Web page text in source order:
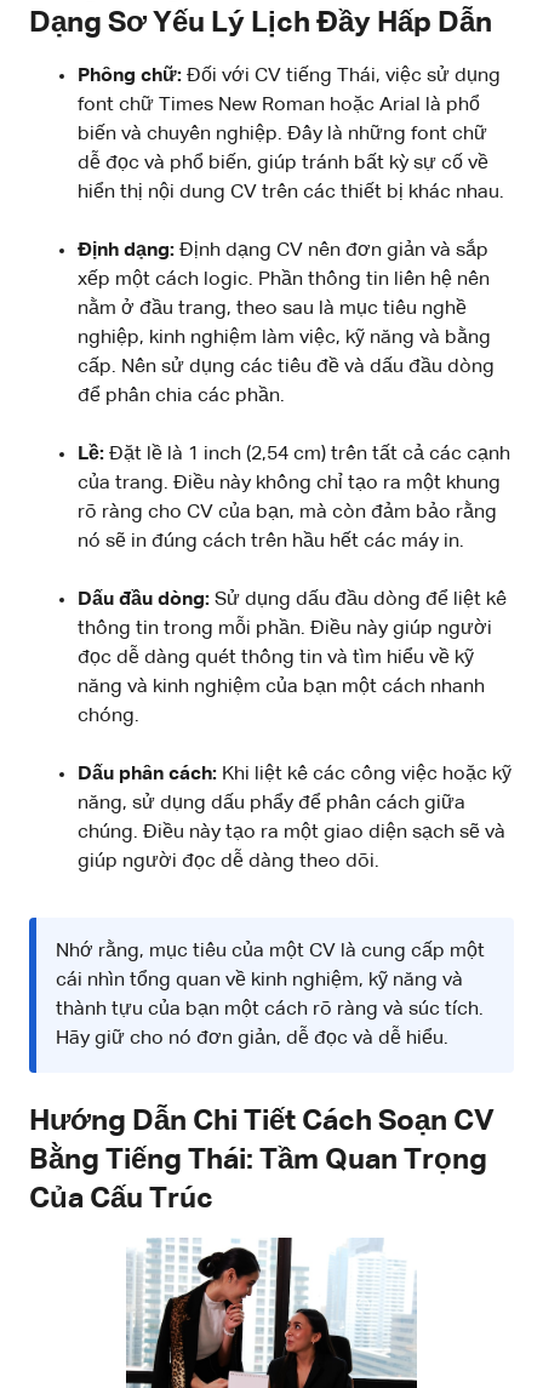
Dạng Sơ Yếu Lý Lịch Đầy Hấp Dẫn
Phông chữ: Đối với CV tiếng Thái, việc sử dụng
font chữ Times New Roman hoặc Arial là phổ
biến và chuyên nghiệp. Đây là những font chữ
dễ đọc và phổ biến, giúp tránh bất kỳ sự cố về
hiển thị nội dung CV trên các thiết bị khác nhau.
Định dạng: Định dạng CV nên đơn giản và sắp
xếp một cách logic. Phần thông tin liên hệ nên
nằm ở đầu trang, theo sau là mục tiêu nghề
nghiệp, kinh nghiệm làm việc, kỹ năng và bằng
cấp. Nên sử dụng các tiêu đề và dấu đầu dòng
để phân chia các phần.
Lề: Đặt lề là 1 inch (2,54 cm) trên tất cả các cạnh
của trang. Điều này không chỉ tạo ra một khung
rõ ràng cho CV của bạn, mà còn đảm bảo rằng
nó sẽ in đúng cách trên hầu hết các máy in.
Dấu đầu dòng: Sử dụng dấu đầu dòng để liệt kê
thông tin trong mỗi phần. Điều này giúp người
đọc dễ dàng quét thông tin và tìm hiểu về kỹ
năng và kinh nghiệm của bạn một cách nhanh
chóng.
Dấu phân cách: Khi liệt kê các công việc hoặc kỹ
năng, sử dụng dấu phẩy để phân cách giữa
chúng. Điều này tạo ra một giao diện sạch sẽ và
giúp người đọc dễ dàng theo dõi.
Nhớ rằng, mục tiêu của một CV là cung cấp một
cái nhìn tổng quan về kinh nghiệm, kỹ năng và
thành tựu của bạn một cách rõ ràng và súc tích.
Hãy giữ cho nó đơn giản, dễ đọc và dễ hiểu.
Hướng Dẫn Chi Tiết Cách Soạn CV
Bằng Tiếng Thái: Tầm Quan Trọng
Của Cấu Trúc